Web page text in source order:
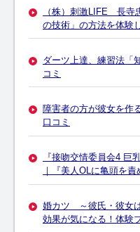
（株）刺激LIFE 長寺
の技術」の方法を体験
ダーツ上達、練習法「
コミ
障害者の方が彼女を
口コミ
『接吻交情委員会4 巨
｜『美人OLに亀頭を
婚カツ ～彼氏・彼女
効果が気になる！体験